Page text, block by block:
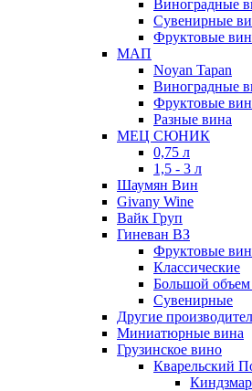
Виноградные
Сувенирные
Фруктовые
МАП
Noyan Tapan
Виноградные
Фруктовые
Разные вина
МЕЦ СЮНИК
0,75 л
1,5 - 3 л
Шаумян Вин
Givany Wine
Вайк Груп
Гиневан ВЗ
Фруктовые
Классические
Большой объем
Сувенирные
Другие
Миниатюрные вина
Грузинское вино
Кварельский